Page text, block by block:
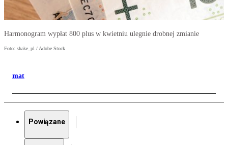
Harmonogram wypłat 800 plus w kwietniu ulegnie drobnej zmianie
Foto: shake_pl / Adobe Stock
mat
Powiązane